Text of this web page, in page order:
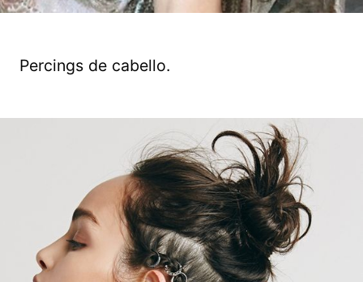
Percings de cabello.